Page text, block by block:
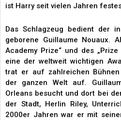
ist Harry seit vielen Jahren
Das Schlagzeug bedient der
geborene Guillaume Nouaux.
Academy Prize“ und des
eine der weltweit wichtigen
trat er auf zahlreichen
der ganzen Welt auf.
Orleans besucht und dort bei
der Stadt, Herlin Riley,
2000er Jahren war er mit